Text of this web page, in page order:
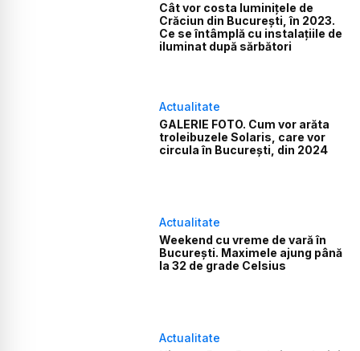
Cât vor costa luminițele de
Crăciun din București, în 2023.
Ce se întâmplă cu instalațiile de
iluminat după sărbători
Actualitate
GALERIE FOTO. Cum vor arăta
troleibuzele Solaris, care vor
circula în București, din 2024
Actualitate
Weekend cu vreme de vară în
Bucureşti. Maximele ajung până
la 32 de grade Celsius
Actualitate